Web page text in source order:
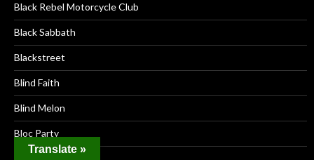
Black Rebel Motorcycle Club
Black Sabbath
Blackstreet
Blind Faith
Blind Melon
Bloc Party
Translate »